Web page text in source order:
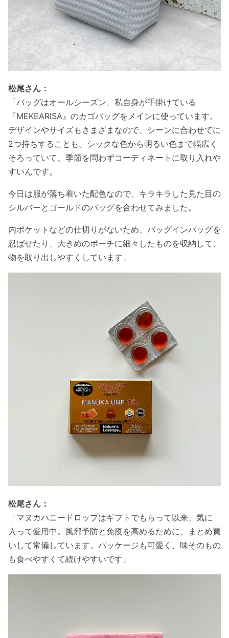
松尾さん：
「バッグはオールシーズン、私自身が手掛けている
『MEKEARISA』のカゴバッグをメインに使っています。
デザインやサイズもさまざまなので、シーンに合わせてに
2つ持ちすることも。シックな色から明るい色まで幅広く
そろっていて、季節を問わずコーディネートに取り入れや
すいんです。
今日は服が落ち着いた配色なので、キラキラした見た目の
シルバーとゴールドのバッグを合わせてみました。
内ポケットなどの仕切りがないため、バッグインバッグを
忍ばせたり、大きめのポーチに細々したものを収納して、
物を取り出しやすくしています」
松尾さん：
「マヌカハニードロップはギフトでもらって以来、気に
入って愛用中。風邪予防と免疫を高めるために、まとめ買
いして常備しています。パッケージも可愛く、味そのもの
も食べやすくて続けやすいです」